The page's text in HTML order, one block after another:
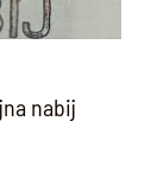
nabij